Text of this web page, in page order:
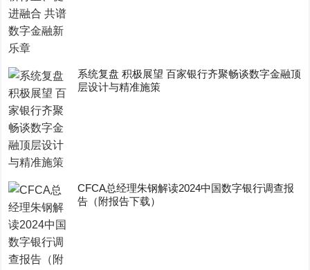
系统复盘 积极展望 百家银行齐聚畅谈数字金融顶
层设计与精准施策
CFCA总经理朱钢解读2024中国数字银行调查报
告（附报告下载）